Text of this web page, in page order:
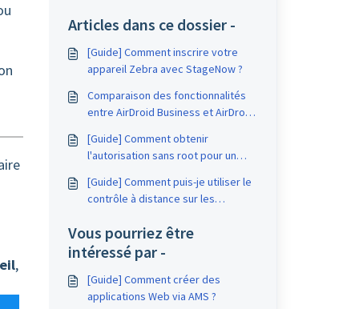
,
Articles dans ce dossier -
[Guide] Comment inscrire votre
appareil Zebra avec StageNow ?
Comparaison des fonctionnalités
entre AirDroid Business et AirDroid
[Guide] Comment obtenir
l'autorisation sans root pour un
[Guide] Comment puis-je utiliser le
contrôle à distance sur les
Vous pourriez être
intéressé par -
[Guide] Comment créer des
applications Web via AMS ?